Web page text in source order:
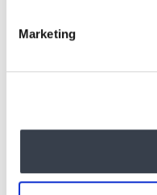
Marketing
KERN-IT